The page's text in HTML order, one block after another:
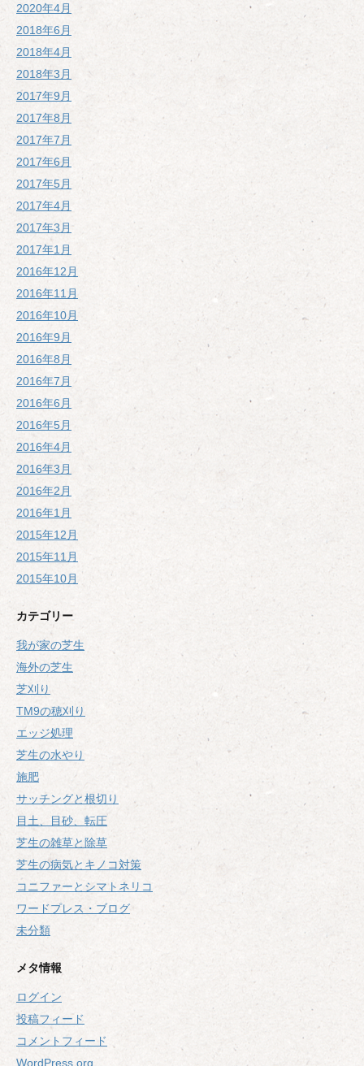
2020年4月
2018年6月
2018年4月
2018年3月
2017年9月
2017年8月
2017年7月
2017年6月
2017年5月
2017年4月
2017年3月
2017年1月
2016年12月
2016年11月
2016年10月
2016年9月
2016年8月
2016年7月
2016年6月
2016年5月
2016年4月
2016年3月
2016年2月
2016年1月
2015年12月
2015年11月
2015年10月
カテゴリー
我が家の芝生
海外の芝生
芝刈り
TM9の穂刈り
エッジ処理
芝生の水やり
施肥
サッチングと根切り
目土、目砂、転圧
芝生の雑草と除草
芝生の病気とキノコ対策
コニファーとシマトネリコ
ワードプレス・ブログ
未分類
メタ情報
ログイン
投稿フィード
コメントフィード
WordPress.org